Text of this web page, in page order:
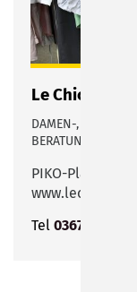
Le Chic
DAMEN-, HERREN-
BERATUNG IN
PIKO-Platz 1
www.lechic-
Tel 03675 427145